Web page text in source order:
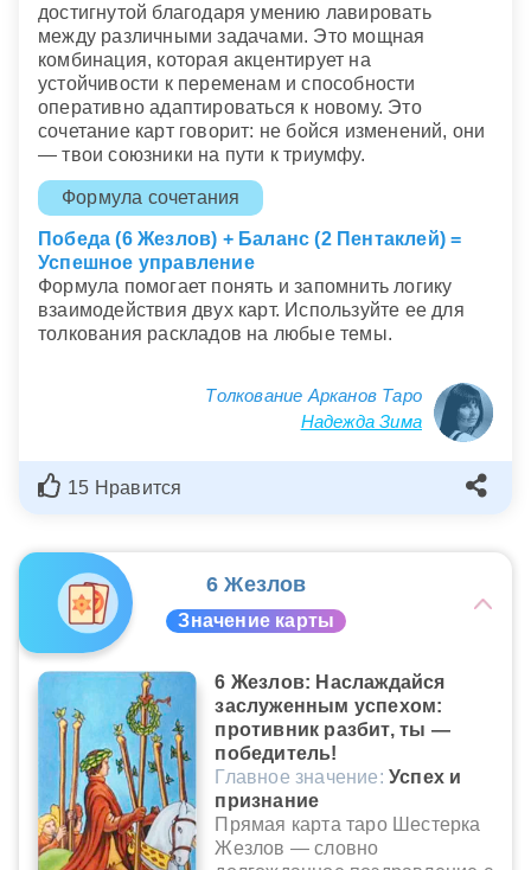
достигнутой благодаря умению лавировать
между различными задачами. Это мощная
комбинация, которая акцентирует на
устойчивости к переменам и способности
оперативно адаптироваться к новому. Это
сочетание карт говорит: не бойся изменений, они
— твои союзники на пути к триумфу.
Формула сочетания
Победа (6 Жезлов) + Баланс (2 Пентаклей) =
Успешное управление
Формула помогает понять и запомнить логику
взаимодействия двух карт. Используйте ее для
толкования раскладов на любые темы.
Толкование Арканов Таро
Надежда Зима
15 Нравится
6 Жезлов
Значение карты
6 Жезлов: Наслаждайся
заслуженным успехом:
противник разбит, ты —
победитель!
Главное значение: Успех и
признание
Прямая карта таро Шестерка
Жезлов — словно